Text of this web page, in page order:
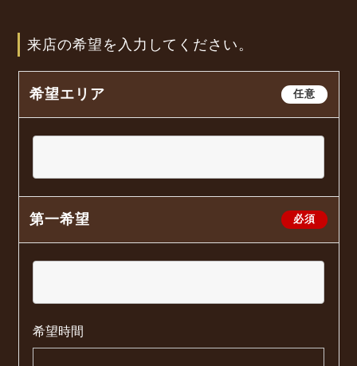
来店の希望を入力してください。
任意
希望エリア
必須
第一希望
希望時間